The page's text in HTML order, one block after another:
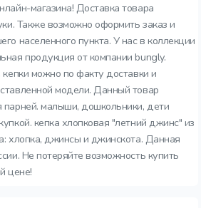
магазина! Доставка товара
Также возможно оформить заказ и
населенного пункта. У нас в коллекции
продукция от компании bungly.
кепки можно по факту доставки и
модели. Данный товар
малыши, дошкольники, дети
кепка хлопковая "летний джинс" из
хлопка, джинсы и джинскота. Данная
Не потеряйте возможность купить
цене!